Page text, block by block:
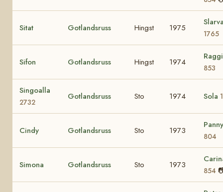
Sitat Gotlandsruss Hingst 1975
1765
Sifon Gotlandsruss Hingst 1974
853
Singoalla
2732
Gotlandsruss Sto 1974 Sola
Cindy Gotlandsruss Sto 1973
Panny
804
Simona Gotlandsruss Sto 1973
854